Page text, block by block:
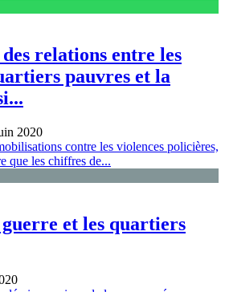
relations entre les
pauvres et la
2020
contre les violences policières,
que les chiffres de...
et les quartiers